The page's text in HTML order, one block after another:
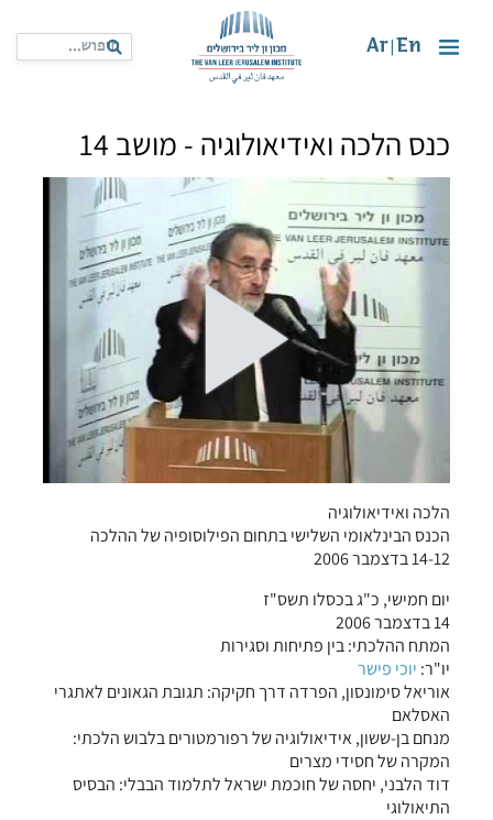
En
Ar
כנס הלכה ואידיאולוגיה - מושב 14
הלכה ואידיאולוגיה
הכנס הבינלאומי השלישי בתחום הפילוסופיה של ההלכה
14-12 בדצמבר 2006
יום חמישי, כ"ג בכסלו תשס"ז
14 בדצמבר 2006
המתח ההלכתי: בין פתיחות וסגירות
יו"ר: יוכי פישר
אוריאל סימונסון, הפרדה דרך חקיקה: תגובת הגאונים לאתגרי
האסלאם
מנחם בן-ששון, אידיאולוגיה של רפורמטורים בלבוש הלכתי:
המקרה של חסידי מצרים
דוד הלבני, יחסה של חוכמת ישראל לתלמוד הבבלי: הבסיס
התיאולוגי